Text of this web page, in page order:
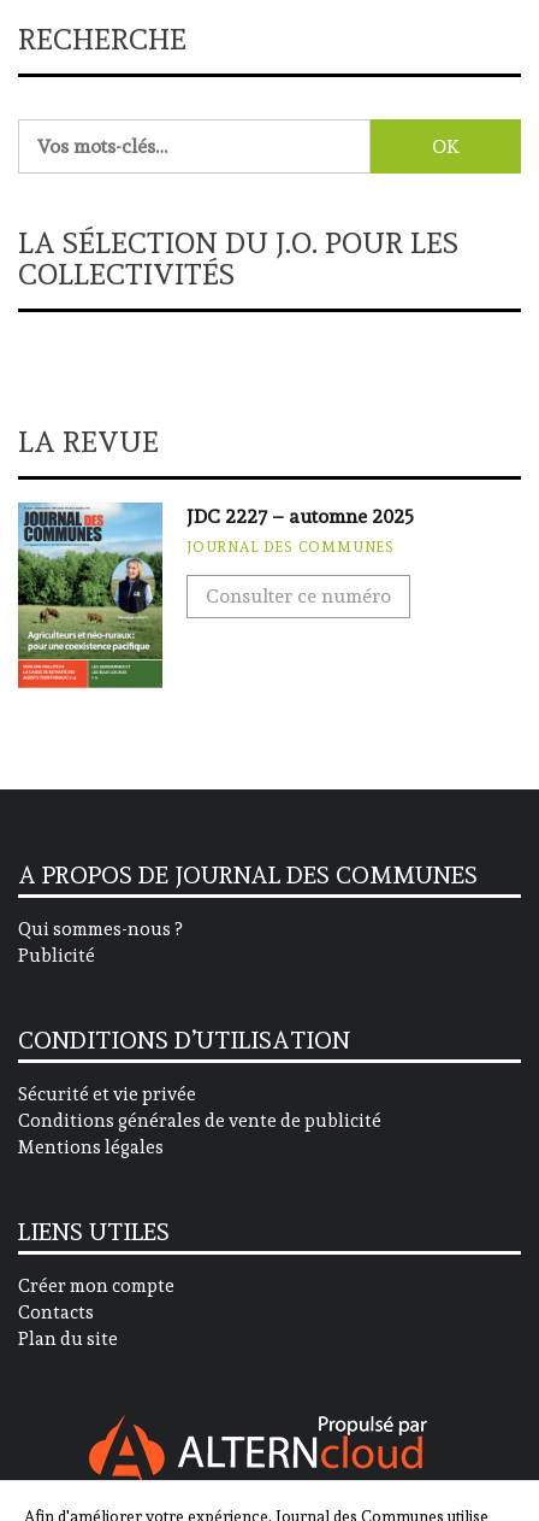
RECHERCHE
LA SÉLECTION DU J.O. POUR LES
COLLECTIVITÉS
LA REVUE
JDC 2227 – automne 2025
JOURNAL DES COMMUNES
Consulter ce numéro
A PROPOS DE JOURNAL DES COMMUNES
Qui sommes-nous ?
Publicité
CONDITIONS D’UTILISATION
Sécurité et vie privée
Conditions générales de vente de publicité
Mentions légales
LIENS UTILES
Créer mon compte
Contacts
Plan du site
Afin d'améliorer votre expérience, Journal des Communes utilise